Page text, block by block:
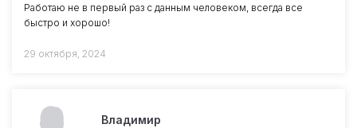
Работаю не в первый раз с данным человеком, всегда все
быстро и хорошо!
29 октября, 2024
Владимир